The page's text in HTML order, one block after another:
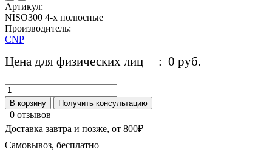
Артикул:
NISO300 4-х полюсные
Производитель:
CNP
Цена для физических лиц : 0 руб.
В корзину Получить консультацию
0 отзывов
Доставка завтра и позже, от 800₽
Самовывоз, бесплатно